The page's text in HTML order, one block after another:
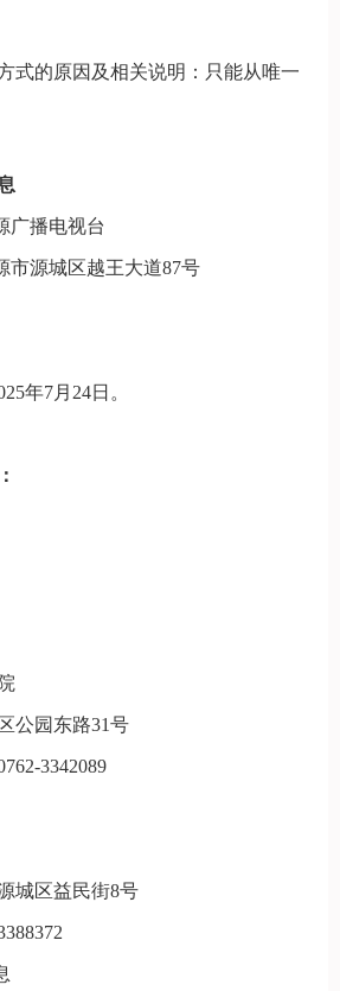
式的原因及相关说明： 只能从唯一
广播电视台
市源城区越王大道87号
5年7月 24日。
公园东路31号
3342089
城区益民街8号